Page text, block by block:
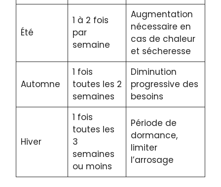
Été
1 à 2 fois
par
semaine
Augmentation
nécessaire en
cas de chaleur
et sécheresse
Automne
1 fois
toutes les 2
semaines
Diminution
progressive des
besoins
Hiver
1 fois
toutes les
3
semaines
ou moins
Période de
dormance,
limiter
l’arrosage